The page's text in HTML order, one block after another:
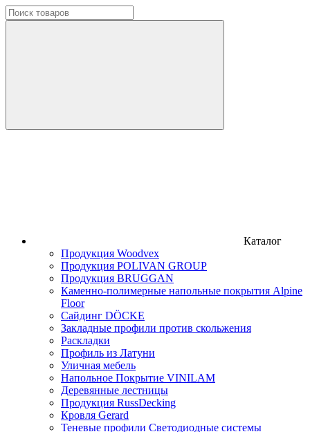
Каталог
Продукция Woodvex
Продукция POLIVAN GROUP
Продукция BRUGGAN
Каменно-полимерные напольные покрытия Alpine
Floor
Сайдинг DÖCKE
Закладные профили против скольжения
Раскладки
Профиль из Латуни
Уличная мебель
Напольное Покрытие VINILAM
Деревянные лестницы
Продукция RussDecking
Кровля Gerard
Теневые профили Светодиодные системы